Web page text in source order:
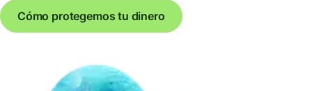
Cómo protegemos tu dinero